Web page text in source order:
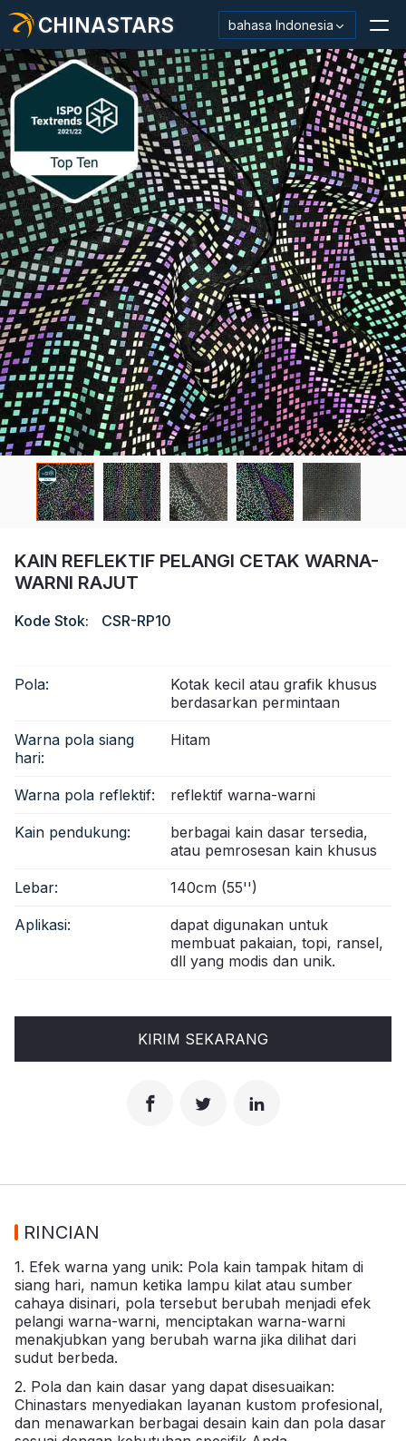
CHINASTARS bahasa Indonesia
Bahan Reflektif/Pita
Kain Reflektif Mode
Pakaian Keamanan
Bahan Menyala Dalam Gelap
Pemangkasan Pencucian Industri
Tentang CHINASTARS
Produk baru
Sertifikat
Katalog
Video
KAIN REFLEKTIF PELANGI CETAK WARNA-
WARNI RAJUT
Kode Stok: CSR-RP10
Pola:
Kotak kecil atau grafik khusus
berdasarkan permintaan
Warna pola siang
hari:
Hitam
Warna pola reflektif: reflektif warna-warni
Kain pendukung:
berbagai kain dasar tersedia,
atau pemrosesan kain khusus
Lebar: 140cm (55'')
Aplikasi:
dapat digunakan untuk
membuat pakaian, topi, ransel,
dll yang modis dan unik.
KIRIM SEKARANG
RINCIAN
1. Efek warna yang unik: Pola kain tampak hitam di
siang hari, namun ketika lampu kilat atau sumber
cahaya disinari, pola tersebut berubah menjadi efek
pelangi warna-warni, menciptakan warna-warni
menakjubkan yang berubah warna jika dilihat dari
sudut berbeda.
2. Pola dan kain dasar yang dapat disesuaikan:
Chinastars menyediakan layanan kustom profesional,
dan menawarkan berbagai desain kain dan pola dasar